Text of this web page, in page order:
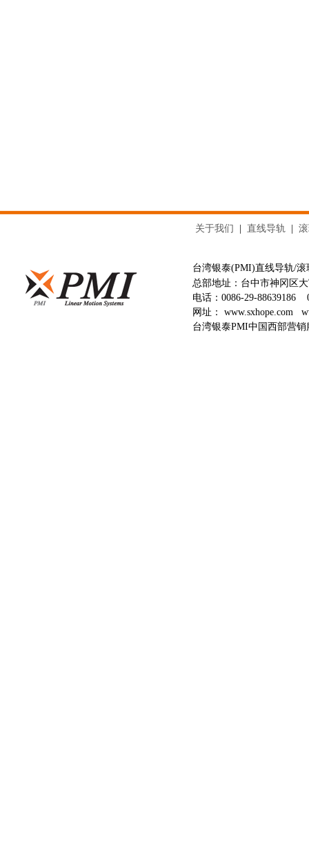
关于我们 直线导轨
台湾银泰(PMI)直线导轨/
总部地址：台中市神冈区
电话： 0086-29-88639186
网址： www.sxhope.com
台湾银泰PMI中国西部营